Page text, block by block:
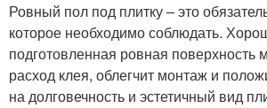
Ровный пол под плитку – это
которое необходимо соблюдать.
подготовленная ровная поверхность
расход клея, облегчит монтаж и
на долговечность и эстетичный вид